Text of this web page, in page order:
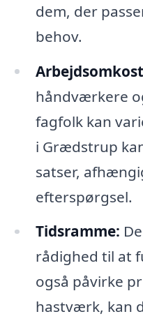
dem, der
behov.
håndværkere
fagfolk kan
i Grædstrup
satser,
efterspørgsel.
Tidsramme:
rådighed til at
også påvirke
hastværk, kan